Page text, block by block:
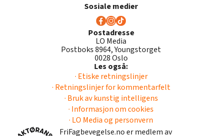
Sosiale medier
Postadresse
LO Media
Postboks 8964, Youngstorget
0028 Oslo
Les også:
· Etiske retningslinjer
· Retningslinjer for kommentarfelt
· Bruk av kunstig intelligens
· Informasjon om cookies
· LO Media og personvern
FriFagbevegelse.no er medlem av